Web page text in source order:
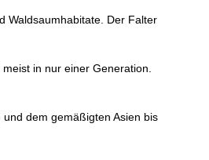
Waldsaumhabitate. Der Falter
in nur einer Generation.
dem gemäßigten Asien bis